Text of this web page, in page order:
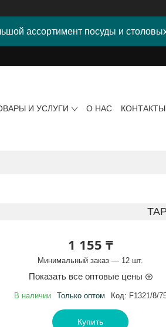
ассортимент посуды и
И УСЛУГИ О НАС КОНТАКТЫ
1 155 ₸
Минимальный заказ — 12 шт.
Показать все оптовые цены
В наличии Только оптом Код: F1321/8/
Купить